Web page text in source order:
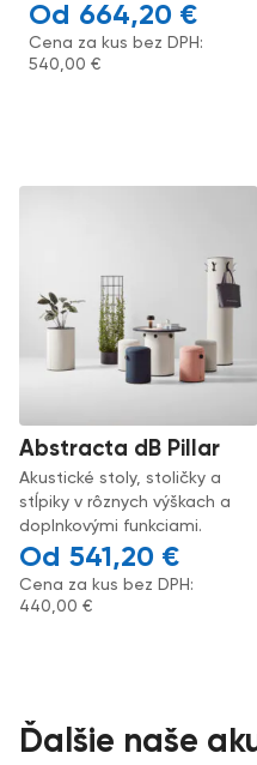
664,20 €
Cena za kus bez DPH:
540,00€
Abstracta dB Pillar
Akustické stoly, stoličky a
stĺpiky v rôznych výškach a
doplnkovými funkciami.
541,20 €
Cena za kus bez DPH:
440,00 €
Ďalšie naše